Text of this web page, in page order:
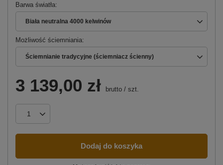
Barwa światła
Biała neutralna 4000 kelwinów
Możliwość ściemniania
Ściemnianie tradycyjne (ściemniacz ścienny)
3 139,00 zł brutto / szt.
Dodaj do koszyka